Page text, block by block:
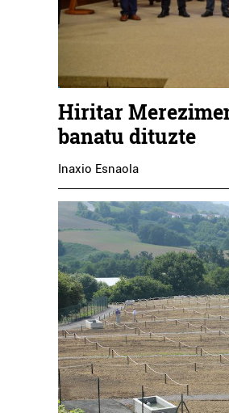
Hiritar
banatu dituzte
Inaxio Esnaola